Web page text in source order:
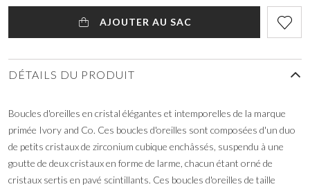
AJOUTER AU SAC
DÉTAILS DU PRODUIT
Boucles d'oreilles en cristal élégantes et intemporelles de la marque
primée Ivory and Co. Ces boucles d'oreilles sont composées d'un duo
de petits cristaux de zirconium cubique enchâssés, suspendu à une
goutte de deux cristaux en forme de larme, chacun étant orné de
cristaux sertis en pavé scintillants. Ces boucles d'oreilles de taille